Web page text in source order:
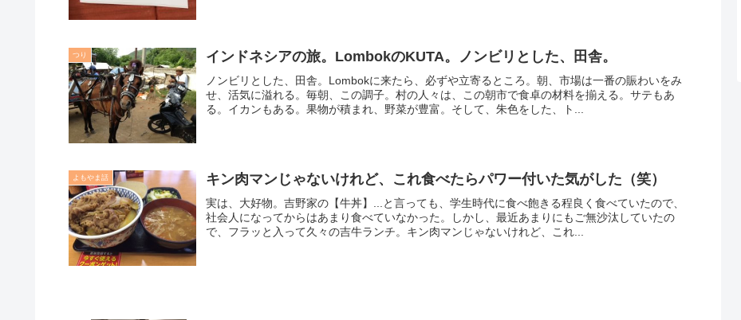
つり インドネシアの旅。LombokのKUTA。ノンビリとした、田舎。
ノンビリとした、田舎。Lombokに来たら、必ずや立寄るところ。朝、市場は一番の賑わいをみ
せ、活気に溢れる。毎朝、この調子。村の人々は、この朝市で食卓の材料を揃える。サテもあ
る。イカンもある。果物が積まれ、野菜が豊富。そして、朱色をした、ト...
よもやま話 キン肉マンじゃないけれど、これ食べたらパワー付いた気がした（笑）
実は、大好物。吉野家の【牛丼】...と言っても、学生時代に食べ飽きる程良く食べていたので、
社会人になってからはあまり食べていなかった。しかし、最近あまりにもご無沙汰していたの
で、フラッと入って久々の吉牛ランチ。キン肉マンじゃないけれど、これ...